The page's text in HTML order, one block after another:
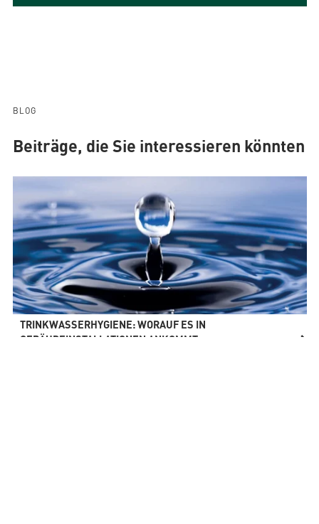
BLOG
Beiträge, die Sie interessieren könnten
TRINKWASSERHYGIENE: WORAUF ES IN
GEBÄUDEINSTALLATIONEN ANKOMMT